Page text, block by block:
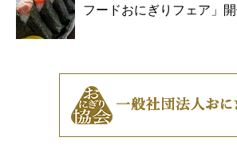
フードおにぎりフェア」